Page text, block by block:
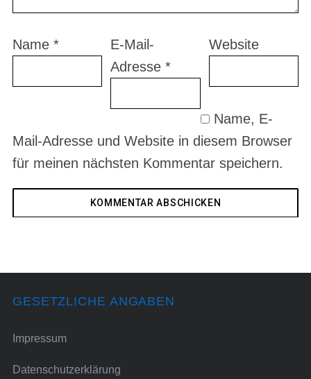
Name *
E-Mail-
Adresse*
Website
Name, E-
Mail-Adresse und Website in diesem Browser
für meinen nächsten Kommentar speichern.
GESETZLICHE ANGABEN
Impressum
Datenschutzerklärung